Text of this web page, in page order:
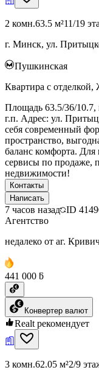
2 комн.63.5 м²11/19
г. Минск, ул.
Пушкинская
Квартира с
Площадь 63.5/36/10.7,
г.п. Адрес: ул.
себя современный
пространство,
баланс комфорта.
сервисы по продаже,
недвижимости!
Контакты
Написать
7 часов назад ID
Агентство
недалеко от аг.
441 000 ƃ
Конвертер валют
Realt рекомендует
3 комн.62.05 м²2/9